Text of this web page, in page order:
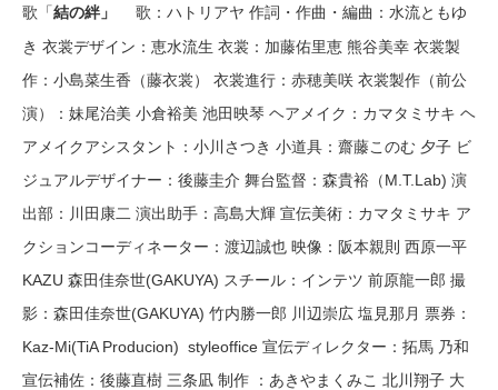
歌「結の絆」
歌：ハトリアヤ 作詞・作曲・編曲：水流ともゆ
き 衣裳デザイン：恵水流生 衣裳：加藤佑里恵 熊谷美幸 衣裳製
作：小島菜生香（藤衣裳） 衣裳進行：赤穂美咲 衣裳製作（前公
演）：妹尾治美 小倉裕美 池田映琴 ヘアメイク：カマタミサキ ヘ
アメイクアシスタント：小川さつき 小道具：齋藤このむ 夕子 ビ
ジュアルデザイナー：後藤圭介 舞台監督：森貴裕（M.T.Lab) 演
出部：川田康二 演出助手：高島大輝 宣伝美術：カマタミサキ ア
クションコーディネーター：渡辺誠也 映像：阪本親則 西原一平
KAZU 森田佳奈世(GAKUYA) スチール：インテツ 前原龍一郎 撮
影：森田佳奈世(GAKUYA) 竹内勝一郎 川辺崇広 塩見那月 票券：
Kaz-Mi(TiA Producion) styleoffice 宣伝ディレクター：拓馬 乃和
宣伝補佐：後藤直樹 三条凪 制作 ：あきやまくみこ 北川翔子 大